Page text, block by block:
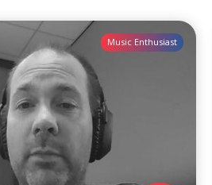
Music Enthusiast